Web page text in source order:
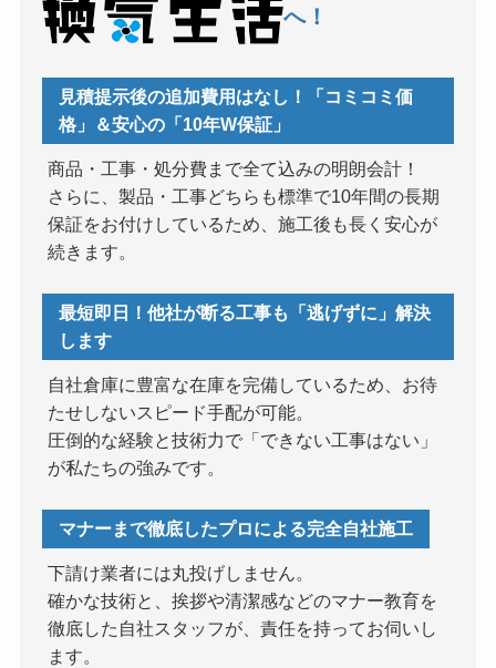
へ！
見積提示後の追加費用はなし！「コミコミ価
格」＆安心の「10年W保証」
商品・工事・処分費まで全て込みの明朗会計！
さらに、製品・工事どちらも標準で10年間の長期
保証をお付けしているため、施工後も長く安心が
続きます。
最短即日！他社が断る工事も「逃げずに」解決
します
自社倉庫に豊富な在庫を完備しているため、お待
たせしないスピード手配が可能。
圧倒的な経験と技術力で「できない工事はない」
が私たちの強みです。
マナーまで徹底したプロによる完全自社施工
下請け業者には丸投げしません。
確かな技術と、挨拶や清潔感などのマナー教育を
徹底した自社スタッフが、責任を持ってお伺いし
ます。